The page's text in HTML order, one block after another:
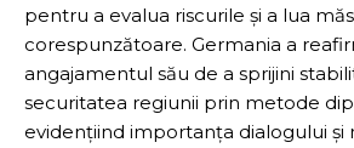
pentru a evalua riscurile și a lua
corespunzătoare. Germania a
angajamentul său de a sprijini
securitatea regiunii prin metode
evidențiind importanța dialogului și